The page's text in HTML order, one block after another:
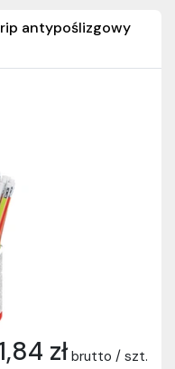
antypoślizgowy
złbrutto / szt.